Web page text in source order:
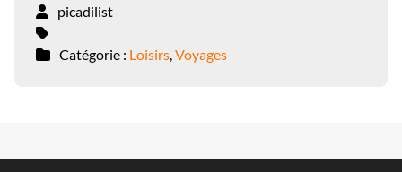
picadilist
Catégorie : Loisirs,Voyages